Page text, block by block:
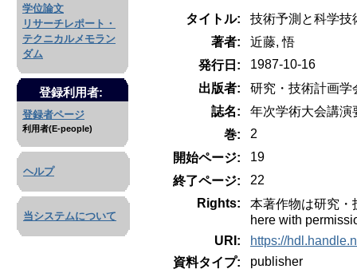
学位論文
リサーチレポート・
テクニカルメモラン
ダム
登録利用者:
登録者ページ
利用者(E-people)
ヘルプ
当システムについて
タイトル:
技術予測と科学技
著者:
近藤, 悟
発行日:
1987-10-16
出版者:
研究・技術計画学
誌名:
年次学術大会講演
巻:
2
開始ページ:
19
終了ページ:
22
Rights:
本著作物は研究・
here with
URI:
https://
資料タイプ:
publisher